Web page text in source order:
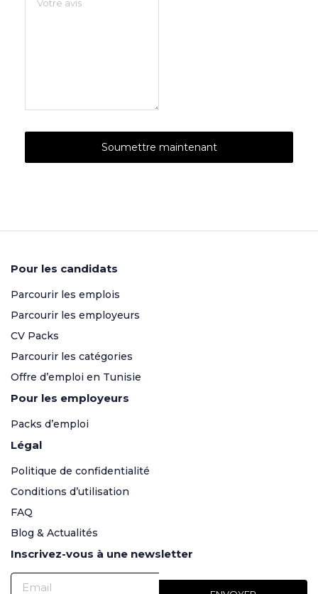
Pour les candidats
Parcourir les emplois
Parcourir les employeurs
CV Packs
Parcourir les catégories
Offre d’emploi en Tunisie
Pour les employeurs
Packs d’emploi
Légal
Politique de confidentialité
Conditions d’utilisation
FAQ
Blog & Actualités
Inscrivez-vous à une newsletter